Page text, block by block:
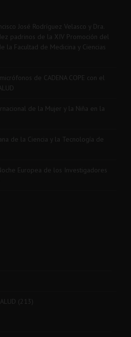
José Rodríguez Velasco y Dra.
padrinos de la XIV Promoción del
la Facultad de Medicina y Ciencias
de CADENA COPE con el
de la Mujer y la Niña en la
de la Ciencia y la Tecnología de
Europea de los Investigadores
(213)